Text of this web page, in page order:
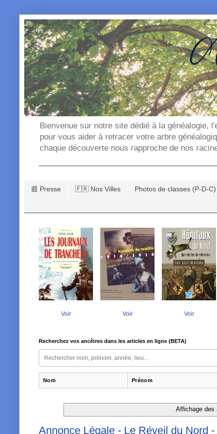
Bienvenue sur notre site dédié à la généalogie,
pour vous aider à retracer votre arbre
chaque découverte nous rapproche de nos
📰 Presse 🇫🇷 Nos Villes Photos de classes (P-D-C)
Voir Voir Voir
Recherchez vos ancêtres dans les articles en ligne (BETA)
Nom Prénom
Affichage
Annonce Légale - Le Réveil du Nord